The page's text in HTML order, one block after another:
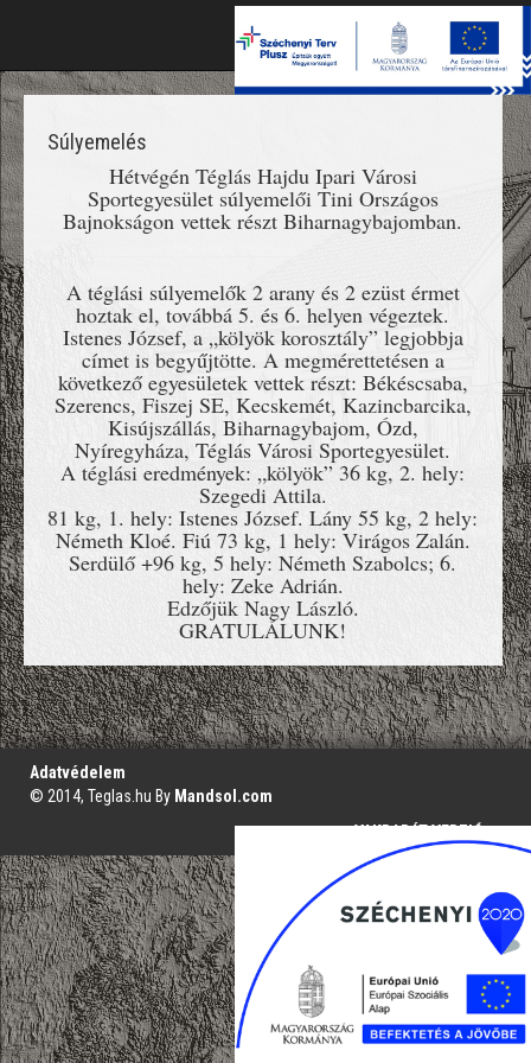
Súlyemelés
Hétvégén Téglás Hajdu Ipari Városi
Sportegyesület súlyemelői Tini Országos
Bajnokságon vettek részt Biharnagybajomban.
A téglási súlyemelők 2 arany és 2 ezüst érmet
hoztak el, továbbá 5. és 6. helyen végeztek.
Istenes József, a „kölyök korosztály” legjobbja
címet is begyűjtötte. A megmérettetésen a
következő egyesületek vettek részt: Békéscsaba,
Szerencs, Fiszej SE, Kecskemét, Kazincbarcika,
Kisújszállás, Biharnagybajom, Ózd,
Nyíregyháza, Téglás Városi Sportegyesület.
A téglási eredmények: „kölyök” 36 kg, 2. hely:
Szegedi Attila.
81 kg, 1. hely: Istenes József. Lány 55 kg, 2 hely:
Németh Kloé. Fiú 73 kg, 1 hely: Virágos Zalán.
Serdülő +96 kg, 5 hely: Németh Szabolcs; 6.
hely: Zeke Adrián.
Edzőjük Nagy László.
GRATULÁLUNK!
';
Adatvédelem
© 2014, Teglas.hu By Mandsol.com
VAKBARÁT VERZIÓ